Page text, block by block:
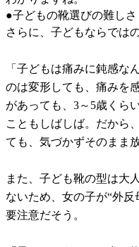
●子どもの靴選びの難しさ
さらに、子どもならでは
「子どもは痛みに鈍感な
のは変形しても、痛みを
があっても、3～5歳くら
こともしばしば。だから
ても、気づかずそのまま
また、子ども靴の型は大
ないため、女の子が“外反
要注意だそう。